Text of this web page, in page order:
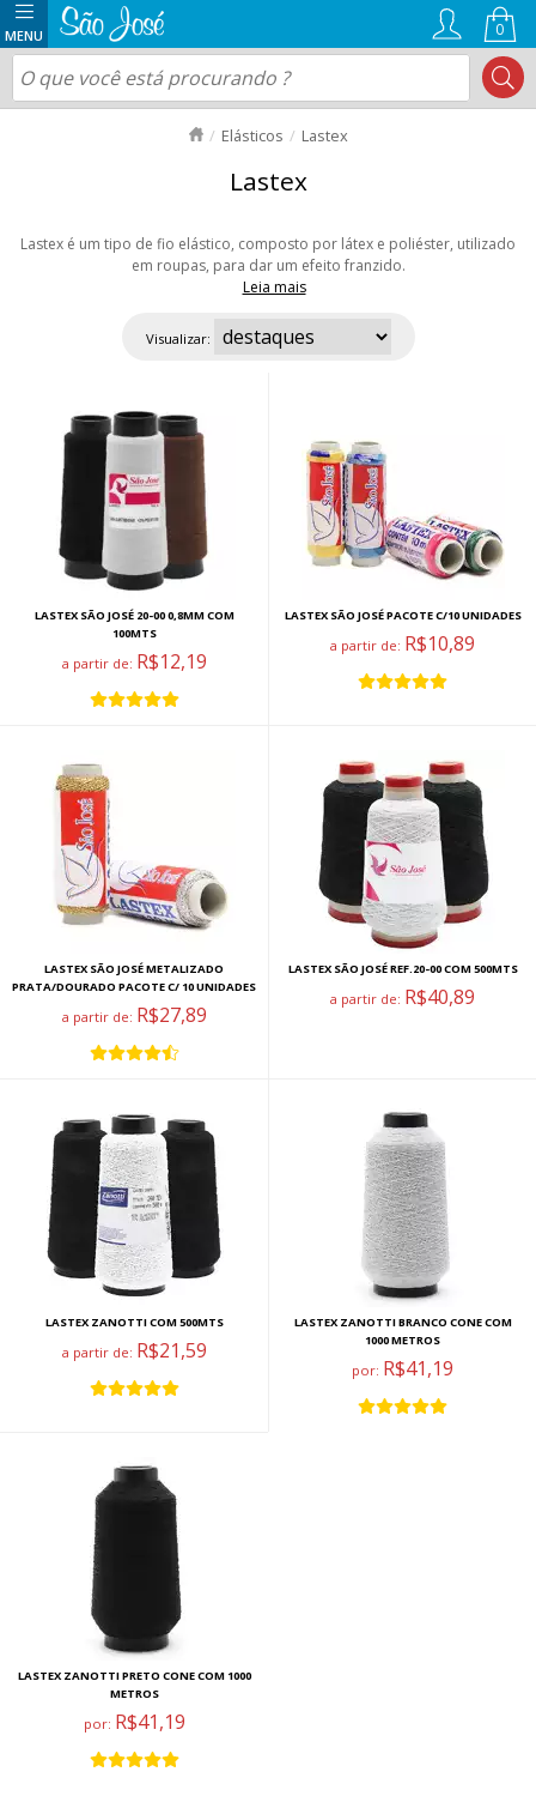
0
Elásticos Lastex
Lastex
Lastex é um tipo de fio elástico, composto por látex e poliéster, utilizado
em roupas, para dar um efeito franzido.
Leia mais
artesanato em geral. Você encontra em diversas cores. Aproveite nossas
ofertas e envio rápido para todo Brasil!
Visualizar:
LASTEX SÃO JOSÉ 20-00 0,8MM COM
100MTS
a partir de: R$12,19
LASTEX SÃO JOSÉ PACOTE C/10 UNIDADES
a partir de: R$10,89
LASTEX SÃO JOSÉ METALIZADO
PRATA/DOURADO PACOTE C/ 10 UNIDADES
a partir de: R$27,89
LASTEX SÃO JOSÉ REF.20-00 COM 500MTS
a partir de: R$40,89
LASTEX ZANOTTI COM 500MTS
a partir de: R$21,59
LASTEX ZANOTTI BRANCO CONE COM
1000 METROS
por: R$41,19
LASTEX ZANOTTI PRETO CONE COM 1000
METROS
por: R$41,19